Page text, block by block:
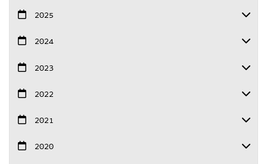
2025
2024
2023
2022
2021
2020